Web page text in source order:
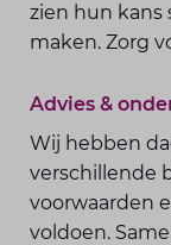
zien hun kans
maken. Zorg
Advies &
Wij hebben
verschillende
voorwaarden
voldoen.